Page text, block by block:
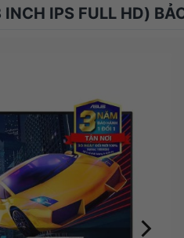
IPS FULL HD)